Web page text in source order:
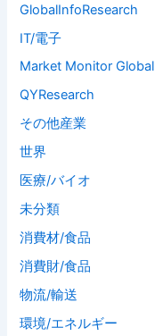
GlobalInfoResearch
IT/電子
Market Monitor Global
QYResearch
その他産業
世界
医療/バイオ
未分類
消費材/食品
消費財/食品
物流/輸送
環境/エネルギー